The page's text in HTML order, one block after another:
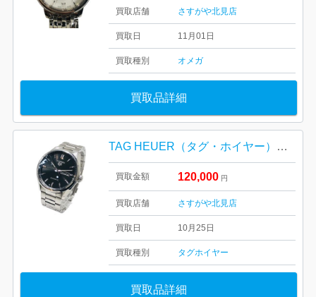
買取店舗 さすがや北見店
買取日 11月01日
買取種別 オメガ
買取品詳細
TAG HEUER（タグ・ホイヤー）カレラ デイデイト WBN2010
買取金額 120,000 円
買取店舗 さすがや北見店
買取日 10月25日
買取種別 タグホイヤー
買取品詳細